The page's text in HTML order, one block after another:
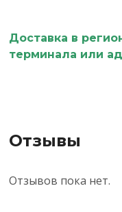
Доставка в
терминала или
Отзывы
Отзывов пока нет.